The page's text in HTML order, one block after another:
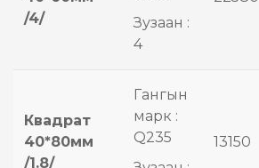
/4/
Зузаан :
4
Квадрат
40*80мм
/1.8/
Гангын
марк :
Q235
13150